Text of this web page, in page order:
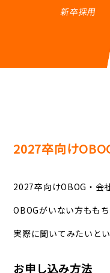
新卒採用
新卒採用
2027卒向け
2027卒向けOBOG・会
OBOGがいない方もも
実際に聞いてみたいと
お申し込み方法